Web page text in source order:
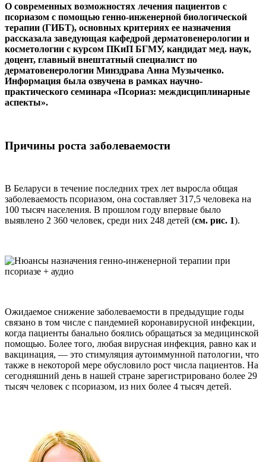
О современных возможностях лечения пациентов с
псориазом с помощью генно-инженерной биологической
терапии (ГИБТ), основных критериях ее назначения
рассказала заведующая кафедрой дерматовенерологии и
косметологии с курсом ПКиП БГМУ, кандидат мед. наук,
доцент, главный внештатный специалист по
дерматовенерологии Минздрава Анна Музыченко.
Информация была озвучена в рамках научно-
практического семинара «Псориаз: междисциплинарные
аспекты».
Причины роста заболеваемости
В Беларуси в течение последних трех лет выросла общая
заболеваемость псориазом, она составляет 317,5 человека на
100 тысяч населения. В прошлом году впервые было
выявлено 2 360 человек, среди них 248 детей (см. рис. 1).
Ожидаемое снижение заболеваемости в предыдущие годы
связано в том числе с пандемией коронавирусной инфекции,
когда пациенты банально боялись обращаться за медицинской
помощью. Более того, любая вирусная инфекция, равно как и
вакцинация, — это стимуляция аутоиммунной патологии, что
также в некоторой мере обусловило рост числа пациентов. На
сегодняшний день в нашей стране зарегистрировано более 29
тысяч человек с псориазом, из них более 4 тысяч детей.